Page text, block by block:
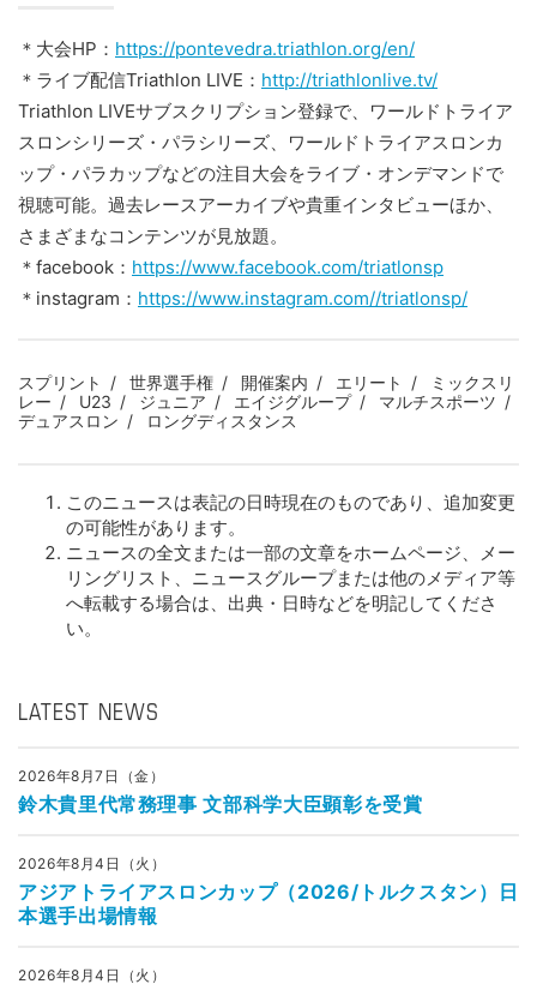
＊大会HP： https://pontevedra.triathlon.org/en/
＊ライブ配信Triathlon LIVE： http://triathlonlive.tv/
Triathlon LIVEサブスクリプション登録で、ワールドトライア
スロンシリーズ・パラシリーズ、ワールドトライアスロンカ
ップ・パラカップなどの注目大会をライブ・オンデマンドで
視聴可能。過去レースアーカイブや貴重インタビューほか、
さまざまなコンテンツが見放題。
＊facebook： https://www.facebook.com/triatlonsp
＊instagram： https://www.instagram.com//triatlonsp/
スプリント 世界選手権 開催案内 エリート
ミックスリ
レー
U23 ジュニア エイジグループ
マルチスポーツ
デュアスロン
ロングディスタンス
このニュースは表記の日時現在のものであり、追加変更
の可能性があります。
ニュースの全文または一部の文章をホームページ、メー
リングリスト、ニュースグループまたは他のメディア等
へ転載する場合は、出典・日時などを明記してくださ
い。
LATEST NEWS
2026年8月7日（金）
鈴木貴里代常務理事 文部科学大臣顕彰を受賞
2026年8月4日（火）
アジアトライアスロンカップ（2026/トルクスタン）日
本選手出場情報
2026年8月4日（火）